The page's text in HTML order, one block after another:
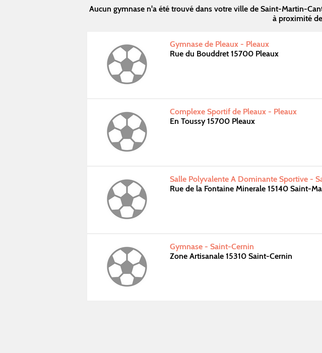
Aucun gymnase n'a été trouvé dans votre ville de Saint-Martin-
à proximité
Gymnase de Pleaux - Pleaux
Rue du Bouddret 15700 Pleaux
Complexe Sportif de Pleaux - Pleaux
En Toussy 15700 Pleaux
Salle Polyvalente A Dominante Sportive -
Rue de la Fontaine Minerale 15140 Saint-
Gymnase - Saint-Cernin
Zone Artisanale 15310 Saint-Cernin